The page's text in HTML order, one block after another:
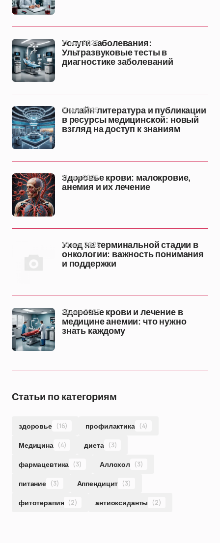
Услуги заболевания:
Ультразвуковые тесты в
диагностике заболеваний
11 ноя 2025
Онлайн литература и публикации
в ресурсы медицинской: новый
взгляд на доступ к знаниям
11 ноя 2025
Здоровье крови: малокровие,
анемия и их лечение
11 ноя 2025
Уход на терминальной стадии в
онкологии: важность понимания
и поддержки
10 ноя 2025
Здоровье крови и лечение в
медицине анемии: что нужно
знать каждому
10 ноя 2025
Статьи по категориям
здоровье (16) профилактика (4)
Медицина (4) диета (3)
фармацевтика (3) Аллохол (3)
питание (3) Аппендицит (3)
фитотерапия (2) антиоксиданты (2)